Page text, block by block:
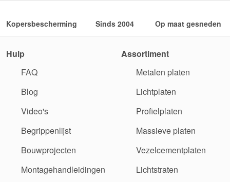
Kopersbescherming Sinds 2004 Op maat gesneden
Hulp
FAQ
Blog
Video's
Begrippenlijst
Bouwprojecten
Montagehandleidingen
Assortiment
Metalen platen
Lichtplaten
Profielplaten
Massieve platen
Vezelcementplaten
Lichtstraten